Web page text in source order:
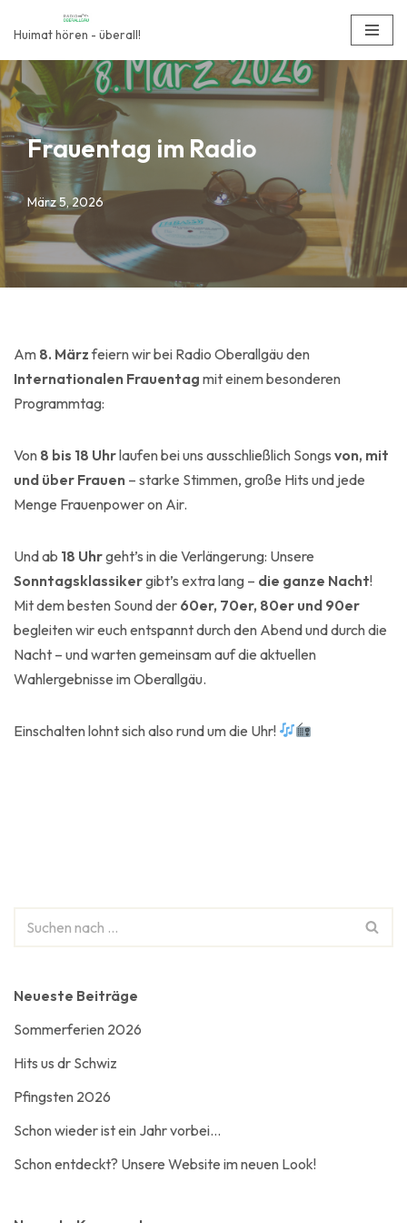
Inhalt
springen
Huimat hören - überall!
Frauentag im Radio
März 5, 2026
Am 8. Märzfeiern wir bei Radio Oberallgäuden
Internationalen Frauentag mit einem besonderen
Programmtag:
Von 8 bis 18 Uhrlaufen bei uns ausschließlich Songs von, mit
und über Frauen – starke Stimmen, große Hits und jede
Menge Frauenpower on Air.
Und ab 18 Uhrgeht’s in die Verlängerung: Unsere
Sonntagsklassikergibt’s extra lang – die ganze Nacht!
Mit dem besten Sound der 60er, 70er, 80er und 90er
begleiten wir euch entspannt durch den Abend und durch die
Nacht – und warten gemeinsam auf die aktuellen
Wahlergebnisse im Oberallgäu.
Einschalten lohnt sich also rund um die Uhr!
Neueste Beiträge
Sommerferien 2026
Hits us dr Schwiz
Pfingsten 2026
Schon wieder ist ein Jahr vorbei…
Schon entdeckt? Unsere Website im neuen Look!